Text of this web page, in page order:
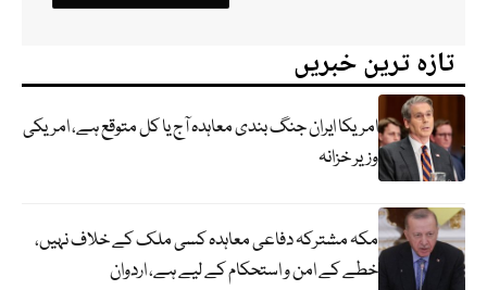
تازہ ترین خبریں
امریکا ایران جنگ بندی معاہدہ آج یا کل متوقع ہے، امریکی
وزیر خزانہ
مکہ مشترکہ دفاعی معاہدہ کسی ملک کے خلاف نہیں،
خطے کے امن و استحکام کے لیے ہے، اردوان